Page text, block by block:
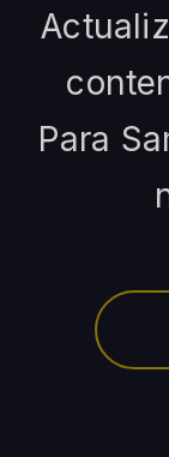
Para